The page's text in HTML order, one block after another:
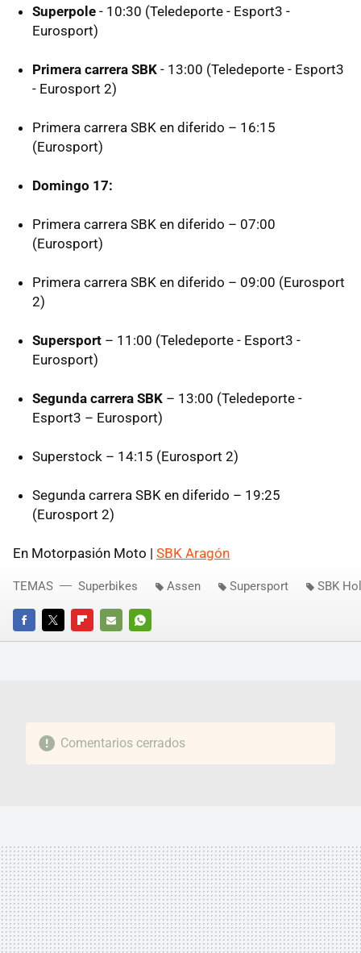
Superpole - 10:30 (Teledeporte - Esport3 -
Eurosport)
Primera carrera SBK - 13:00 (Teledeporte - Esport3
- Eurosport 2)
Primera carrera SBK en diferido – 16:15
(Eurosport)
Domingo 17:
Primera carrera SBK en diferido – 07:00
(Eurosport)
Primera carrera SBK en diferido – 09:00 (Eurosport
2)
Supersport – 11:00 (Teledeporte - Esport3 -
Eurosport)
Segunda carrera SBK – 13:00 (Teledeporte -
Esport3 – Eurosport)
Superstock – 14:15 (Eurosport 2)
Segunda carrera SBK en diferido – 19:25
(Eurosport 2)
En Motorpasión Moto | SBK Aragón
FACEBOOKTWITTERFLIPBOARD
E-
WHATSAPP
TEMAS Superbikes Assen Supersport SBK
Comentarios cerrados